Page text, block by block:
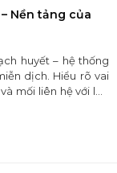
Nền tảng của
huyết – hệ thống
dịch. Hiểu rõ vai
mối liên hệ với lão